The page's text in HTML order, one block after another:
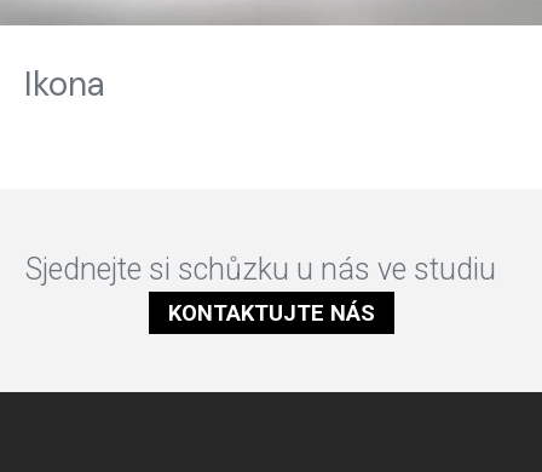
Ikona
Sjednejte si schůzku u nás ve studiu
KONTAKTUJTE NÁS